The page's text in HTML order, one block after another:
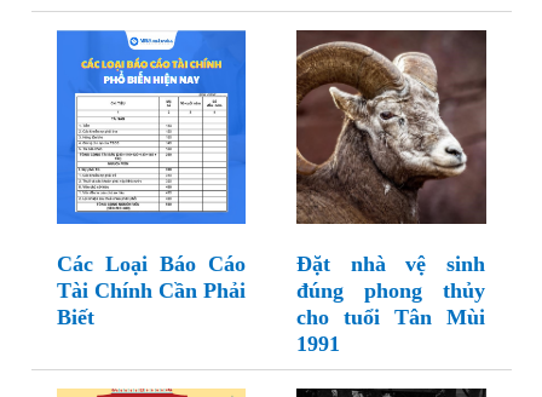
Các Loại Báo Cáo
Tài Chính Cần Phải
Biết
Đặt nhà vệ sinh
đúng phong thủy
cho tuổi Tân Mùi
1991